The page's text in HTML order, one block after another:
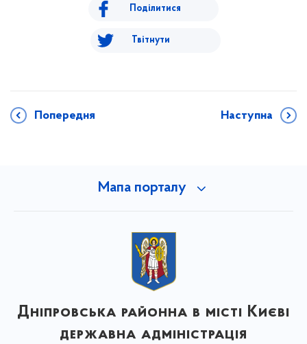
Поділитися
Твітнути
Попередня Наступна
Мапа порталу
Дніпровська районна в місті Києві
державна адміністрація